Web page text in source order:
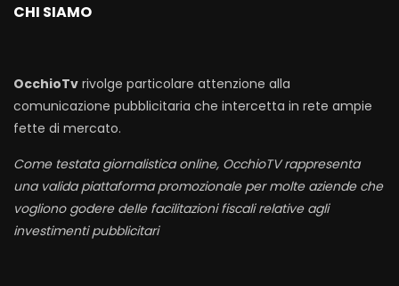
CHI SIAMO
OcchioTv rivolge particolare attenzione alla
comunicazione pubblicitaria che intercetta in rete ampie
fette di mercato.
Come testata giornalistica online, OcchioTV rappresenta
una valida piattaforma promozionale per molte aziende che
vogliono godere delle facilitazioni fiscali relative agli
investimenti pubblicitari